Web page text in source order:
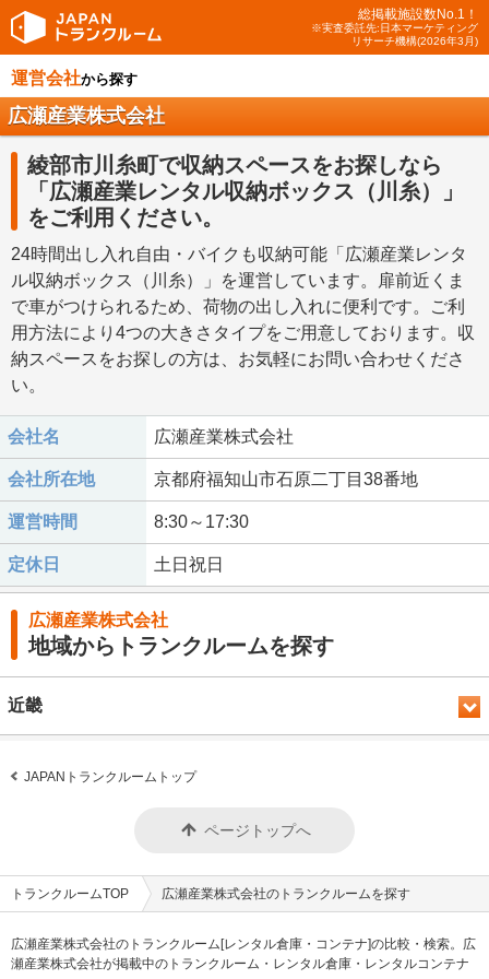
総掲載施設数No.1！
※実査委託先:日本マーケティング
リサーチ機構(2026年3月)
運営会社から探す
広瀬産業株式会社
綾部市川糸町で収納スペースをお探しなら
「広瀬産業レンタル収納ボックス（川糸）」
をご利用ください。
24時間出し入れ自由・バイクも収納可能「広瀬産業レンタ
ル収納ボックス（川糸）」を運営しています。扉前近くま
で車がつけられるため、荷物の出し入れに便利です。ご利
用方法により4つの大きさタイプをご用意しております。収
納スペースをお探しの方は、お気軽にお問い合わせくださ
い。
会社名 広瀬産業株式会社
会社所在地 京都府福知山市石原二丁目38番地
運営時間 8:30～17:30
定休日 土日祝日
広瀬産業株式会社
地域からトランクルームを探す
近畿
JAPANトランクルームトップ
ページトップへ
トランクルームTOP 広瀬産業株式会社のトランクルームを探す
広瀬産業株式会社のトランクルーム[レンタル倉庫・コンテナ]の比較・検索。広
瀬産業株式会社が掲載中のトランクルーム・レンタル倉庫・レンタルコンテナ